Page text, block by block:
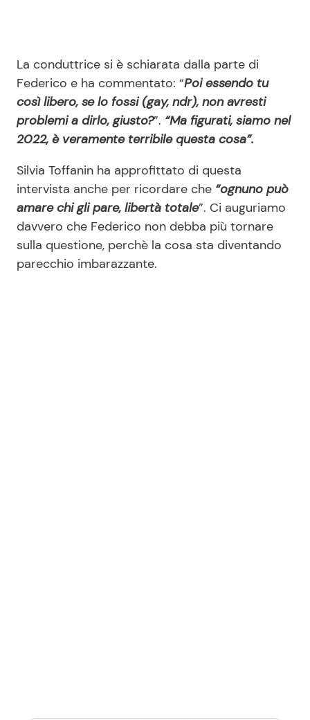
La conduttrice si è schiarata dalla parte di
Federico e ha commentato: “Poi essendo tu
così libero, se lo fossi (gay, ndr), non avresti
problemi a dirlo, giusto?”. “Ma figurati, siamo nel
2022, è veramente terribile questa cosa”.
Silvia Toffanin ha approfittato di questa
intervista anche per ricordare che “ognuno può
amare chi gli pare, libertà totale”. Ci auguriamo
davvero che Federico non debba più tornare
sulla questione, perchè la cosa sta diventando
parecchio imbarazzante.